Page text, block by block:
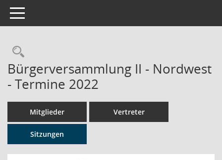
Toggle navigation
Rechercheauswahl
Bürgerversammlung II - Nordwest
- Termine 2022
Mitglieder Vertreter
Sitzungen